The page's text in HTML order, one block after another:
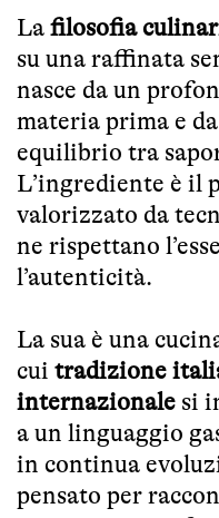
La filosofia
su una raffinata
nasce da un
materia prima e
equilibrio tra
L’ingrediente è il
valorizzato da
ne rispettano
l’autenticità.
La sua è una
cui tradizione
internazionale si
a un linguaggio
in continua
pensato per